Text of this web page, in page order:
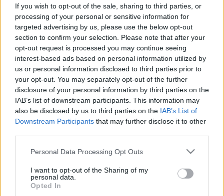
If you wish to opt-out of the sale, sharing to third parties, or
processing of your personal or sensitive information for
targeted advertising by us, please use the below opt-out
section to confirm your selection. Please note that after your
opt-out request is processed you may continue seeing
interest-based ads based on personal information utilized by
us or personal information disclosed to third parties prior to
your opt-out. You may separately opt-out of the further
disclosure of your personal information by third parties on the
IAB’s list of downstream participants. This information may
also be disclosed by us to third parties on the IAB’s List of
Downstream Participants that may further disclose it to other
Please note that this website/app uses one or more Google
not limited to your visit or usage behaviour. You may click to
grant or deny consent to Google and its third-party tags to
use your data for below specified purposes in below Google
Personal Data Processing Opt Outs
I want to opt-out of the Sharing of my
personal data.
Opted In
megnevettetett volna